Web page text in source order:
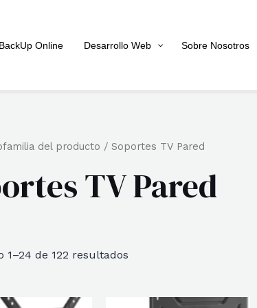
BackUp Online Desarrollo Web Sobre Nosotros
del producto / Soportes TV Pared
TV Pared
1–24 de 122 resultados